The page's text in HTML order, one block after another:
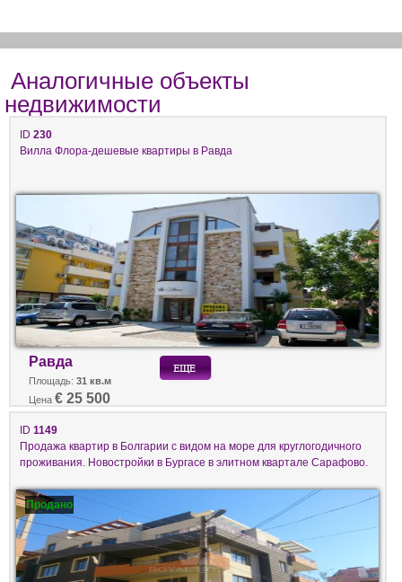
Аналогичные объекты
недвижимости
ID 230
Вилла Флора-дешевые квартиры в Равда
Равда
Площадь: 31 кв.м
Цена € 25 500
ID 1149
Продажа квартир в Болгарии с видом на море для круглогодичного
проживания. Новостройки в Бургасе в элитном квартале Сарафово.
Продано